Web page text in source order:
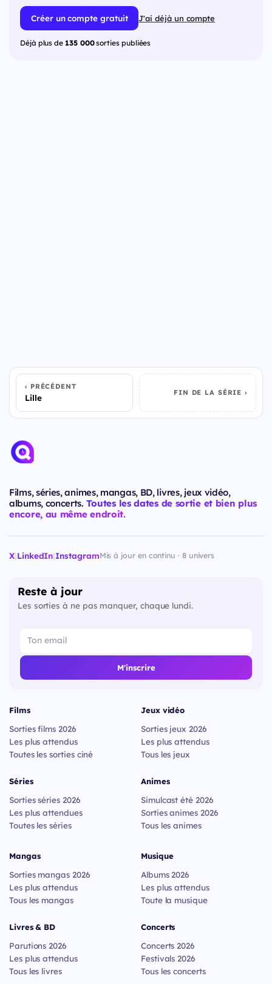
Créer un compte gratuit J'ai déjà un compte
Déjà plus de 135 000sorties publiées
PRÉCÉDENT
Lille FIN DE LA SÉRIE
Films, séries, animes, mangas, BD, livres, jeux vidéo,
albums, concerts. Toutes les dates de sortie et bien plus
encore, au même endroit.
X|LinkedIn|InstagramMis à jour en continu · 8 univers
Reste à jour
Les sorties à ne pas manquer, chaque lundi.
M'inscrire
Films
Sorties films 2026
Les plus attendus
Toutes les sorties ciné
Séries
Sorties séries 2026
Les plus attendues
Toutes les séries
Jeux vidéo
Sorties jeux 2026
Les plus attendus
Tous les jeux
Animes
Simulcast été 2026
Sorties animes 2026
Tous les animes
Mangas
Sorties mangas 2026
Les plus attendus
Tous les mangas
Livres & BD
Parutions 2026
Les plus attendus
Tous les livres
Musique
Albums 2026
Les plus attendus
Toute la musique
Concerts
Concerts 2026
Festivals 2026
Tous les concerts